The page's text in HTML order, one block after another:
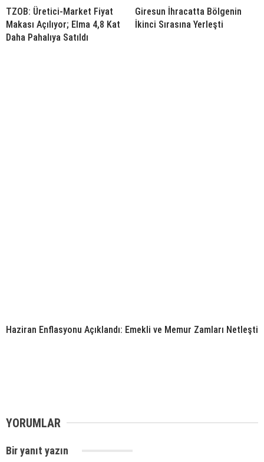
TZOB: Üretici-Market Fiyat
Makası Açılıyor; Elma 4,8 Kat
Daha Pahalıya Satıldı
Giresun İhracatta Bölgenin
İkinci Sırasına Yerleşti
Haziran Enflasyonu Açıklandı: Emekli ve Memur Zamları Netleşti
YORUMLAR
Bir yanıt yazın